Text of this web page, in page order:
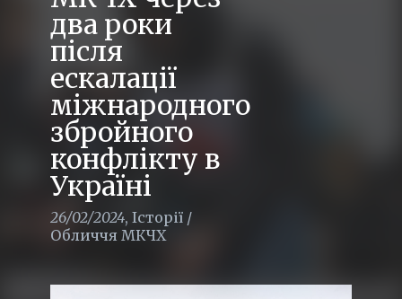
два роки
після
ескалації
міжнародного
збройного
конфлікту в
Україні
26/02/2024, Історії /
Обличчя МКЧХ